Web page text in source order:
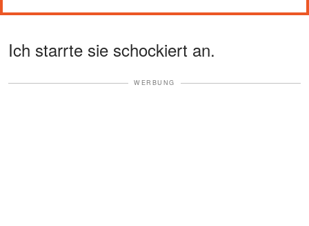
Ich starrte sie schockiert an.
WERBUNG